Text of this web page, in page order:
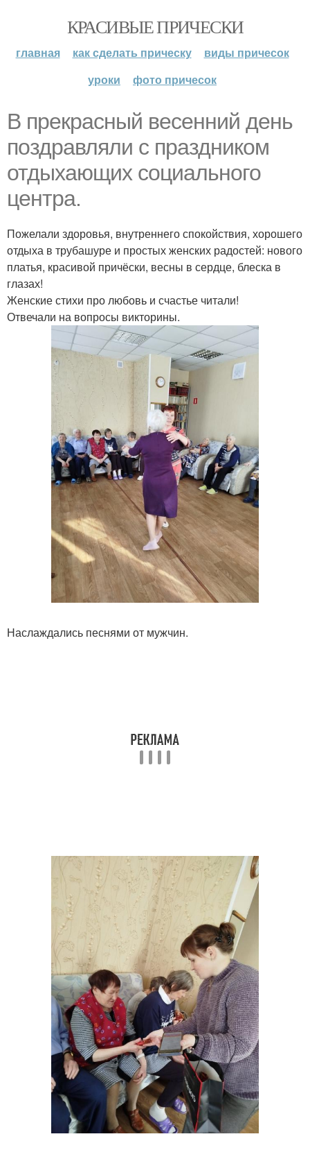
КРАСИВЫЕ ПРИЧЕСКИ
главная как сделать прическу
виды причесок
уроки
фото причесок
В прекрасный весенний день
поздравляли с праздником
отдыхающих социального
центра.
Пожелали здоровья, внутреннего спокойствия, хорошего
отдыха в трубашуре и простых женских радостей: нового
платья, красивой причёски, весны в сердце, блеска в
глазах!
Женские стихи про любовь и счастье читали!
Отвечали на вопросы викторины.
Наслаждались песнями от мужчин.